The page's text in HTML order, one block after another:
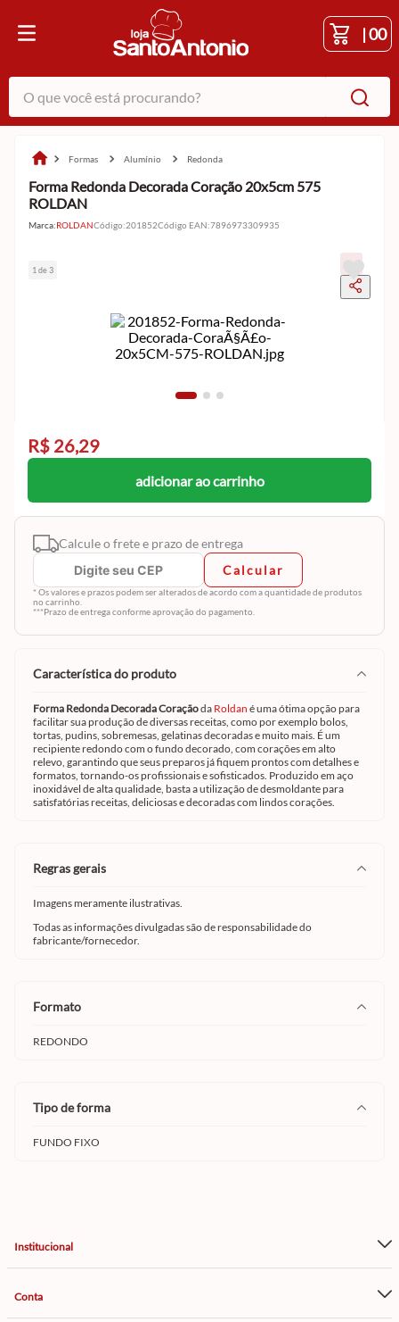
|00
O que você está procurando?
formas alumínio redonda
Forma Redonda Decorada Coração 20x5cm 575
ROLDAN
Marca:ROLDANCódigo:201852Código EAN:7896973309935
1 de 3
R$ 26,29
adicionar ao carrinho
Calcule o frete e prazo de entrega
Calcular
* Os valores e prazos podem ser alterados de acordo com a quantidade de produtos
no carrinho.
***Prazo de entrega conforme aprovação do pagamento.
característica do produto
Forma Redonda Decorada Coraçãoda Roldan é uma ótima opção para
facilitar sua produção de diversas receitas, como por exemplo bolos,
tortas, pudins, sobremesas, gelatinas decoradas e muito mais. É um
recipiente redondo com o fundo decorado, com corações em alto
relevo, garantindo que seus preparos já fiquem prontos com detalhes e
formatos, tornando-os profissionais e sofisticados. Produzido em aço
inoxidável de alta qualidade, basta a utilização de desmoldante para
satisfatórias receitas, deliciosas e decoradas com lindos corações.
regras gerais
Imagens meramente ilustrativas.
Todas as informações divulgadas são de responsabilidade do
fabricante/fornecedor.
formato
REDONDO
tipo de forma
FUNDO FIXO
Institucional
Conta